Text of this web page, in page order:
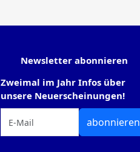
Newsletter abonnieren
Zweimal im Jahr Infos über
unsere Neuerscheinungen!
abonnieren